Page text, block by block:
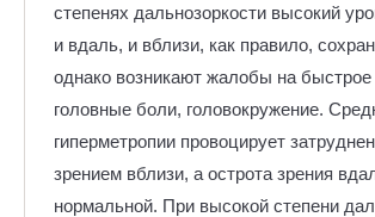
степенях дальнозоркости высокий
и вдаль, и вблизи, как правило,
однако возникают жалобы на быстрое
головные боли, головокружение.
гиперметропии провоцирует
зрением вблизи, а острота зрения
нормальной. При высокой степени